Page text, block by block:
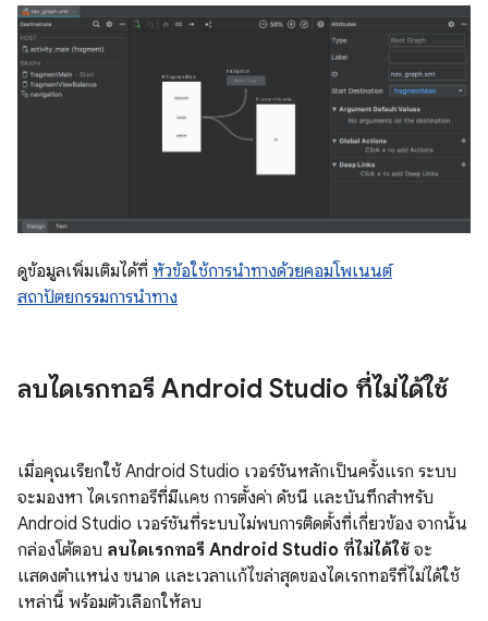
ดูข้อมูลเพิ่มเติมได้ที่ หัวข้อใช้การนำทางด้วยคอมโพเนนต์
สถาปัตยกรรมการนำทาง
ลบไดเรกทอรี Android Studio ที่ไม่ได้ใช้
เมื่อคุณเรียกใช้ Android Studio เวอร์ชันหลักเป็นครั้งแรก ระบบ
จะมองหา ไดเรกทอรีที่มีแคช การตั้งค่า ดัชนี และบันทึกสำหรับ
Android Studio เวอร์ชันที่ระบบไม่พบการติดตั้งที่เกี่ยวข้อง จากนั้น
กล่องโต้ตอบ ลบไดเรกทอรี Android Studio ที่ไม่ได้ใช้ จะ
แสดงตำแหน่ง ขนาด และเวลาแก้ไขล่าสุดของไดเรกทอรีที่ไม่ได้ใช้
เหล่านี้ พร้อมตัวเลือกให้ลบ